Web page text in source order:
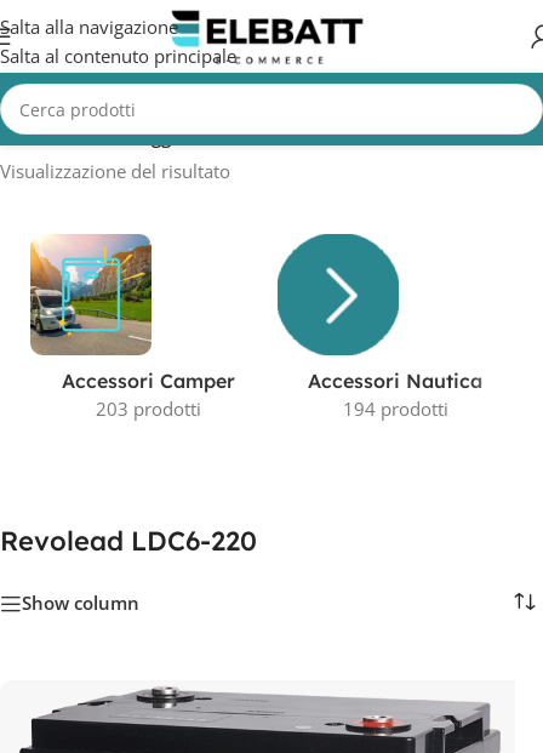
Salta alla navigazione
Salta al contenuto principale
Home/Prodotti taggati “Revolead LDC6-220”
Visualizzazione del risultato
Accessori Camper
203 prodotti
Accessori Nautica
194 prodotti
Revolead LDC6-220
Show column